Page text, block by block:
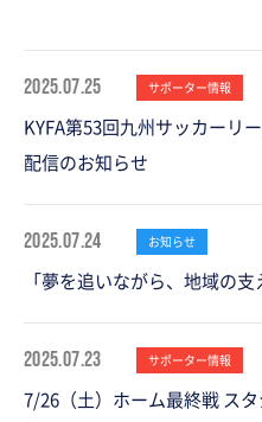
2025.07.25 サポーター情報
KYFA第53回九州サッカーリ
配信のお知らせ
2025.07.24 お知らせ
「夢を追いながら、地域の
2025.07.23 サポーター情報
7/26（土）ホーム最終戦 ス